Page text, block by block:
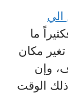
ما
مكان
وإن
الوقت